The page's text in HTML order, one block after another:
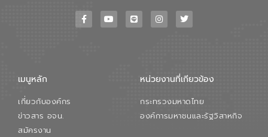
เมนูหลัก
เกี่ยวกับองค์กร
ข่าวสาร อจน.
สมัครงาน
หน่วยงานที่เกียวข้อง
กระทรวงมหาดไทย
องค์การมหาชนและรัฐวิสาหกิจ